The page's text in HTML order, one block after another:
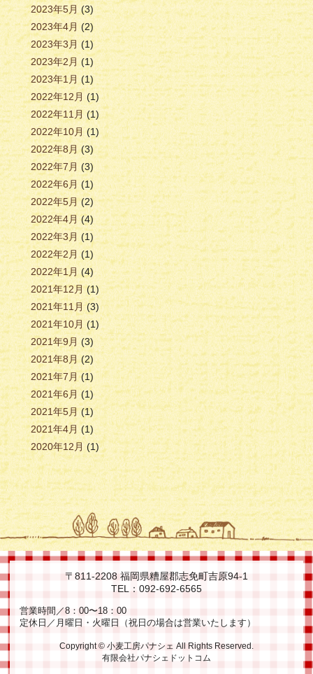
2023年5月 (3)
2023年4月 (2)
2023年3月 (1)
2023年2月(1)
2023年1月 (1)
2022年12月 (1)
2022年11月(1)
2022年10月(1)
2022年8月(3)
2022年7月 (3)
2022年6月 (1)
2022年5月(2)
2022年4月(4)
2022年3月(1)
2022年2月 (1)
2022年1月(4)
2021年12月(1)
2021年11月(3)
2021年10月 (1)
2021年9月(3)
2021年8月(2)
2021年7月(1)
2021年6月(1)
2021年5月(1)
2021年4月 (1)
2020年12月(1)
〒811-2208 福岡県糟屋郡志免町吉原94-1
TEL：092-692-6565
営業時間／8：00〜18：00
定休日／ 月曜日・火曜日（祝日の場合は営業いたします）
Copyright © 小麦工房パナシェ All Rights Reserved.
有限会社パナシェドットコム